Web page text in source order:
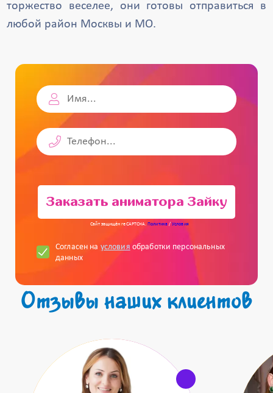
торжество веселее, они готовы отправиться в
любой район Москвы и МО.
Заказать аниматора Зайку
Сайт защищён reCAPTCHA. Политика/Условия
Согласен на условия обработки персональных
данных
Отзывы наших клиентов